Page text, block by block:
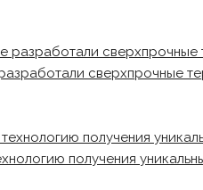
сверхпрочные
получения